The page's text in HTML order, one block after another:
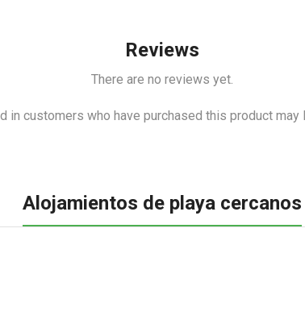
Reviews
There are no reviews yet.
in customers who have purchased this product may
Alojamientos de playa cercanos